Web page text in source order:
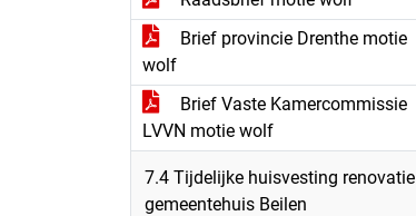
Brief provincie Drenthe motie
wolf
Brief Vaste Kamercommissie
LVVN motie wolf
7.4 Tijdelijke huisvesting renovatie
gemeentehuis Beilen